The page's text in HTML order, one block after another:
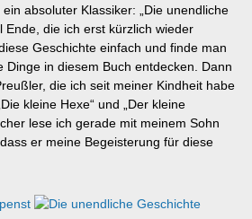
absoluter Klassiker: „Die unendliche
Ende, die ich erst kürzlich wieder
Geschichte einfach und finde man
Dinge in diesem Buch entdecken. Dann
die ich seit meiner Kindheit habe
kleine Hexe“ und „Der kleine
lese ich gerade mit meinem Sohn
er meine Begeisterung für diese